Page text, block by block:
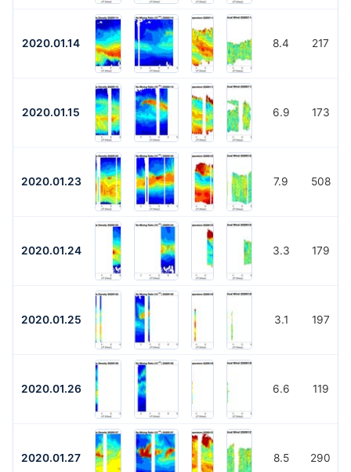
2020.01.14 8.4 217
2020.01.15 6.9 173
2020.01.23 7.9 508
2020.01.24 3.3 179
2020.01.25 3.1 197
2020.01.26 6.6 119
2020.01.27 8.5 290